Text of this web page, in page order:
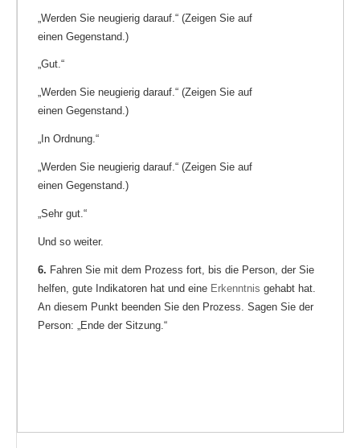
„Werden Sie neugierig darauf.“ (Zeigen Sie auf
einen Gegenstand.)
„Gut.“
„Werden Sie neugierig darauf.“ (Zeigen Sie auf
einen Gegenstand.)
„In Ordnung.“
„Werden Sie neugierig darauf.“ (Zeigen Sie auf
einen Gegenstand.)
„Sehr gut.“
Und so weiter.
6. Fahren Sie mit dem Prozess fort, bis die Person, der Sie
helfen, gute Indikatoren hat und eine Erkenntnis gehabt hat.
An diesem Punkt beenden Sie den Prozess. Sagen Sie der
Person: „Ende der Sitzung.“